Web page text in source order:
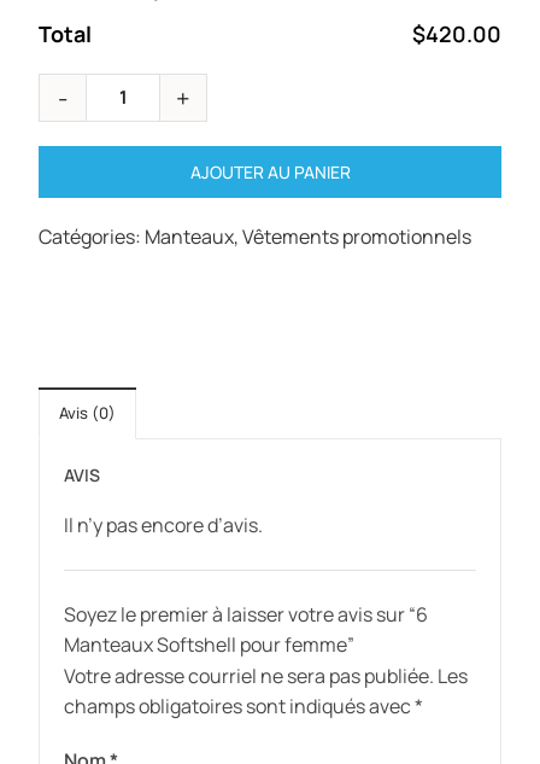
Total
$420.00
AJOUTER AU PANIER
Catégories: Manteaux,Vêtements promotionnels
Avis (0)
AVIS
Il n’y pas encore d’avis.
Soyez le premier à laisser votre avis sur “6
Manteaux Softshell pour femme”
Votre adresse courriel ne sera pas publiée. Les
champs obligatoires sont indiqués avec*